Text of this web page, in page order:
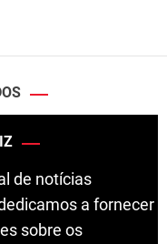
de notícias
a fornecer
sobre os